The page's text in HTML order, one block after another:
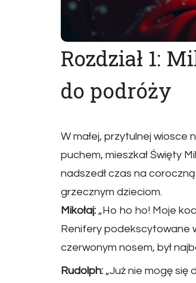
Rozdział 1:
do podróży
W małej, przytulnej wiosce
puchem, mieszkał Święty
nadszedł czas na
grzecznym dzieciom.
Mikołaj: „Ho ho ho! Moje
Renifery podekscytowane
czerwonym nosem, był
Rudolph: „Już nie mogę się